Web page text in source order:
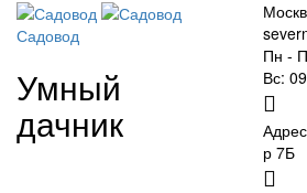
Садовод
Умный
дачник
Пн -
Вс:
р 7Б